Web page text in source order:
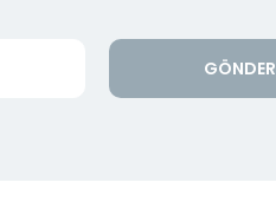
GÖNDER